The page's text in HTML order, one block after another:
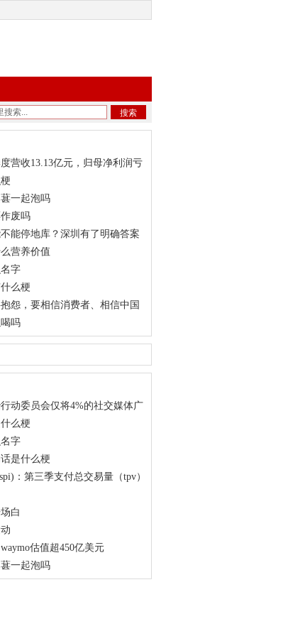
搜索
营收13.13亿元，归母净利润亏
一起泡吗
废吗
能停地库？深圳有了明确答案
营养价值
字
么梗
怨，要相信消费者、相信中国
吗
动委员会仅将4%的社交媒体广
台么梗
字
是什么梗
：第三季支付总交易量（tpv）
入增长25%
白
估值超450亿美元
一起泡吗